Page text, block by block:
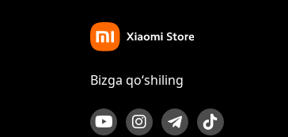
Bizga qo‘shiling